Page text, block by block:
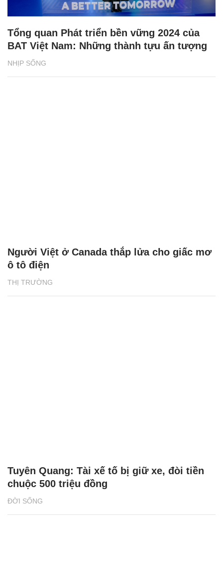
NHỊP SỐNG
Tổng quan Phát triển bền vững 2024 của
BAT Việt Nam: Những thành tựu ấn tượng
THỊ TRƯỜNG
Người Việt ở Canada thắp lửa cho giấc mơ
ô tô điện
ĐỜI SỐNG
Tuyên Quang: Tài xế tố bị giữ xe, đòi tiền
chuộc 500 triệu đồng